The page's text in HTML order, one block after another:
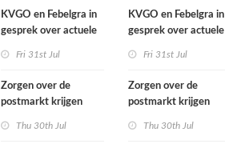
KVGO en Febelgra in
gesprek over actuele
Fri 31st Jul
Zorgen over de
postmarkt krijgen
Thu 30th Jul
KVGO en Febelgra in
gesprek over actuele
Fri 31st Jul
Zorgen over de
postmarkt krijgen
Thu 30th Jul